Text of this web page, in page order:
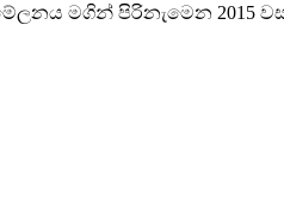
මගින් පිරිනැමෙන 2015